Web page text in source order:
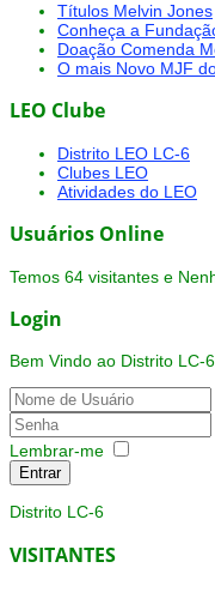
Títulos Melvin Jones
Conheça a
Doação Comenda
O mais Novo MJF
LEO Clube
Distrito LEO LC-6
Clubes LEO
Atividades do LEO
Usuários Online
Temos 64 visitantes e
Login
Bem Vindo ao Distrito LC-
Lembrar-me
Entrar
Distrito LC-6
VISITANTES